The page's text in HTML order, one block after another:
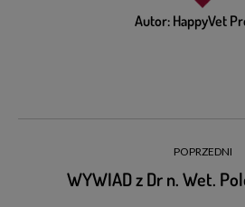
Autor:HappyVet
POPRZEDNI
WYWIAD z Dr n. Wet.